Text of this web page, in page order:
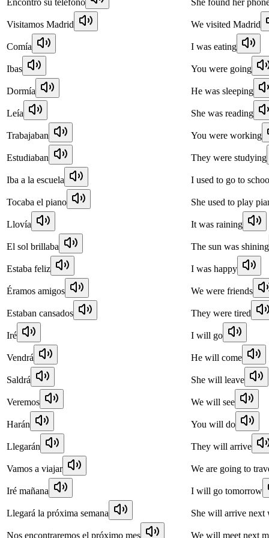
Visitamos Madrid We visited Madrid
Comía I was eating
Ibas You were going
Dormía He was sleeping
Leía She was reading
Trabajaban You were working
Estudiaban They were studying
Iba a la escuela I used to go to
Tocaba el piano She used to play
Llovía It was raining
El sol brillaba The sun was shining
Estaba feliz I was happy
Éramos amigos We were friends
Estaban cansados They were tired
Iré I will go
Vendrá He will come
Saldrá She will leave
Veremos We will see
Harán You will do
Llegarán They will arrive
Vamos a viajar We are going to
Iré mañana I will go tomorrow
Llegará la próxima semana She will arrive next
Nos encontraremos el próximo mes We will meet next